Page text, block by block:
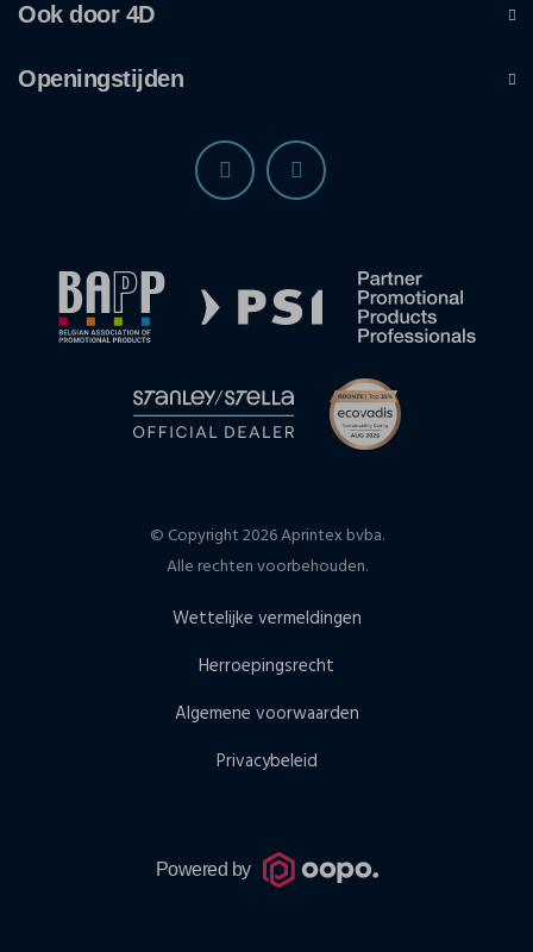
Ook door 4D
Openingstijden
© Copyright 2026 Aprintex bvba.
Alle rechten voorbehouden.
Wettelijke vermeldingen
Herroepingsrecht
Algemene voorwaarden
Privacybeleid
Powered by